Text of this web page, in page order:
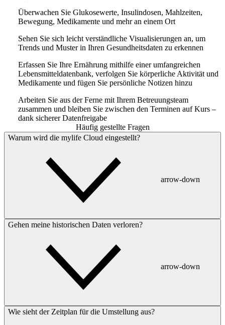
Überwachen Sie Glukosewerte, Insulindosen, Mahlzeiten,
Bewegung, Medikamente und mehr an einem Ort
Sehen Sie sich leicht verständliche Visualisierungen an, um
Trends und Muster in Ihren Gesundheitsdaten zu erkennen
Erfassen Sie Ihre Ernährung mithilfe einer umfangreichen
Lebensmitteldatenbank, verfolgen Sie körperliche Aktivität und
Medikamente und fügen Sie persönliche Notizen hinzu
Arbeiten Sie aus der Ferne mit Ihrem Betreuungsteam
zusammen und bleiben Sie zwischen den Terminen auf Kurs –
dank sicherer Datenfreigabe
Häufig gestellte Fragen
Warum wird die mylife Cloud eingestellt?
arrow-down
Gehen meine historischen Daten verloren?
arrow-down
Wie sieht der Zeitplan für die Umstellung aus?